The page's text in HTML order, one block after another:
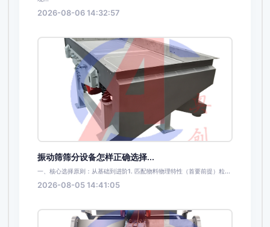
2026-08-06 14:32:57
振动筛筛分设备怎样正确选择...
一、核心选择原则：从基础到进阶1. 匹配物料物理特性（首要前提）粒...
2026-08-05 14:41:05